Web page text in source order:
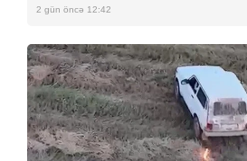
2 gün öncə 12:42